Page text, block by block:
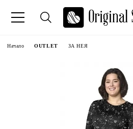
Начало OUTLET ЗА НЕЯ